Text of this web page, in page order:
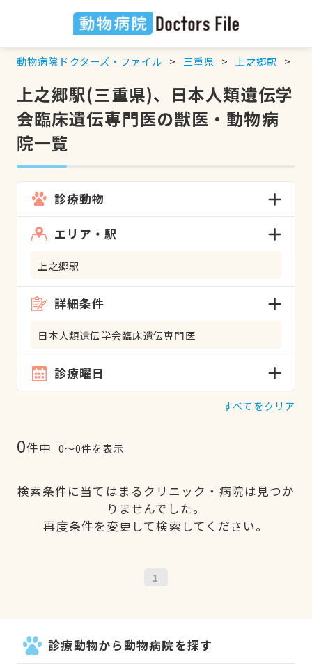
動物病院ドクターズ・ファイル 三重県 上之郷駅
上之郷駅(三重県)、日本人類遺伝学
会臨床遺伝専門医の獣医・動物病
院一覧
診療動物
エリア・駅
上之郷駅
詳細条件
日本人類遺伝学会臨床遺伝専門医
診療曜日
すべてをクリア
0件中 0〜0件を表示
検索条件に当てはまるクリニック・病院は見つか
りませんでした。
再度条件を変更して検索してください。
1
診療動物から動物病院を探す